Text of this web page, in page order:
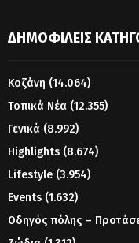
ΔΗΜΟΦΙΛΕΊΣ
Κοζάνη (14.064)
Τοπικά Νέα (12.355)
Γενικά (8.992)
Highlights (8.674)
Lifestyle (3.954)
Events (1.632)
Οδηγός πόλης –